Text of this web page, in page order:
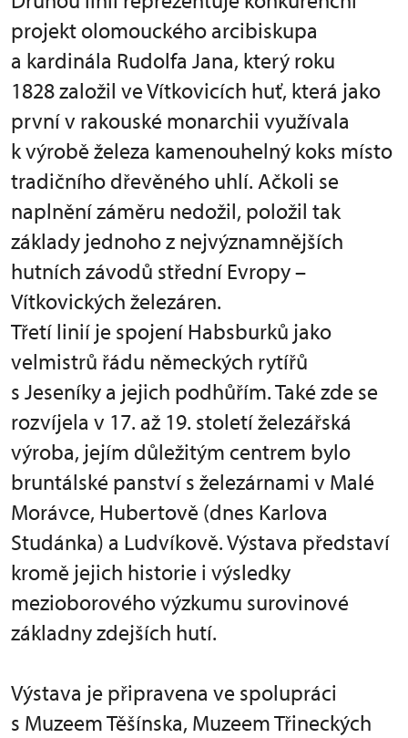
projekt olomouckého arcibiskupa
a kardinála Rudolfa Jana, který roku
1828 založil ve Vítkovicích huť, která jako
první v rakouské monarchii využívala
k výrobě železa kamenouhelný koks místo
tradičního dřevěného uhlí. Ačkoli se
naplnění záměru nedožil, položil tak
základy jednoho z nejvýznamnějších
hutních závodů střední Evropy –
Vítkovických železáren.
Třetí linií je spojení Habsburků jako
velmistrů řádu německých rytířů
s Jeseníky a jejich podhůřím. Také zde se
rozvíjela v 17. až 19. století železářská
výroba, jejím důležitým centrem bylo
bruntálské panství s železárnami v Malé
Morávce, Hubertově (dnes Karlova
Studánka) a Ludvíkově. Výstava představí
kromě jejich historie i výsledky
mezioborového výzkumu surovinové
základny zdejších hutí.
Výstava je připravena ve spolupráci
s Muzeem Těšínska, Muzeem Třineckých